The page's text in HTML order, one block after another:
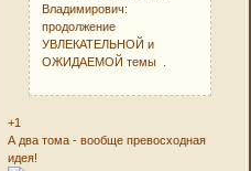
Владимирович:
продолжение
УВЛЕКАТЕЛЬНОЙ и
ОЖИДАЕМОЙ темы .
+1
А два тома - вообще превосходная
идея!